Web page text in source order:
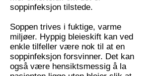
soppinfeksjon tilstede.
Soppen trives i fuktige, varme
miljøer. Hyppig bleieskift kan ved
enkle tilfeller være nok til at en
soppinfeksjon forsvinner. Det kan
også være hensiktsmessig å la